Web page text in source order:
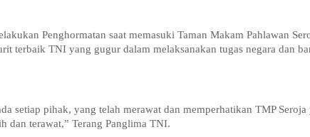
Penghormatan saat memasuki Taman Makam Pahlawan
terbaik TNI yang gugur dalam melaksanakan tugas negara dan
setiap pihak, yang telah merawat dan memperhatikan TMP
dan terawat,” Terang Panglima TNI.